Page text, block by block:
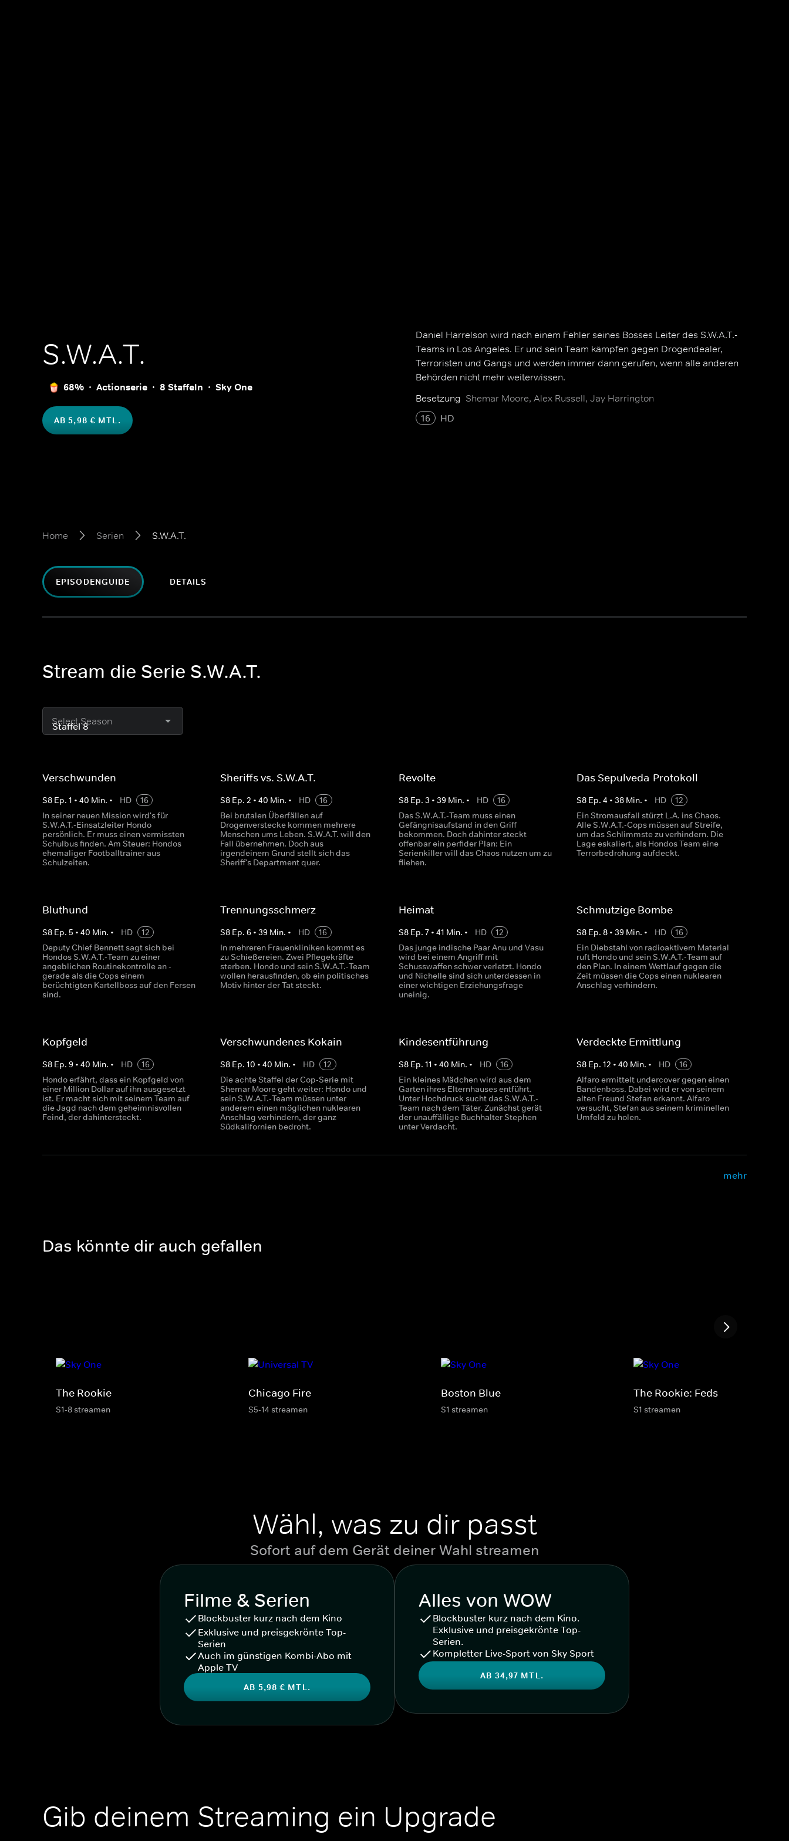
S.W.A.T.
68% Actionserie 8 Staffeln Sky One
AB 5,98 € MTL.
Daniel Harrelson wird nach einem Fehler seines Bosses Leiter des S.W.A.T.-
Teams in Los Angeles. Er und sein Team kämpfen gegen Drogendealer,
Terroristen und Gangs und werden immer dann gerufen, wenn alle anderen
Behörden nicht mehr weiterwissen.
Besetzung Shemar Moore, Alex Russell, Jay Harrington
16
HD
Home Serien S.W.A.T.
EPISODENGUIDE DETAILS
Stream die Serie S.W.A.T.
Select Season
Verschwunden
S8 Ep. 1 • 40 Min. • HD
16
In seiner neuen Mission wird's für
S.W.A.T.-Einsatzleiter Hondo
persönlich. Er muss einen vermissten
Schulbus finden. Am Steuer: Hondos
ehemaliger Footballtrainer aus
Schulzeiten.
Sheriffs vs. S.W.A.T.
S8 Ep.2 •40 Min. • HD
16
Bei brutalen Überfällen auf
Drogenverstecke kommen mehrere
Menschen ums Leben. S.W.A.T. will den
Fall übernehmen. Doch aus
irgendeinem Grund stellt sich das
Sheriff's Department quer.
Revolte
S8 Ep. 3 • 39Min. • HD
16
Das S.W.A.T.-Team muss einen
Gefängnisaufstand in den Griff
bekommen. Doch dahinter steckt
offenbar ein perfider Plan: Ein
Serienkiller will das Chaos nutzen um zu
fliehen.
Das Sepulveda-Protokoll
S8 Ep. 4 • 38Min. • HD
12
Ein Stromausfall stürzt L.A. ins Chaos.
Alle S.W.A.T.-Cops müssen auf Streife,
um das Schlimmste zu verhindern. Die
Lage eskaliert, als Hondos Team eine
Terrorbedrohung aufdeckt.
Bluthund
S8 Ep. 5 • 40 Min. • HD
12
Deputy Chief Bennett sagt sich bei
Hondos S.W.A.T.-Team zu einer
angeblichen Routinekontrolle an -
gerade als die Cops einem
berüchtigten Kartellboss auf den Fersen
sind.
Trennungsschmerz
S8 Ep.6 •39 Min. • HD
16
In mehreren Frauenkliniken kommt es
zu Schießereien. Zwei Pflegekräfte
sterben. Hondo und sein S.W.A.T.-Team
wollen herausfinden, ob ein politisches
Motiv hinter der Tat steckt.
Heimat
S8 Ep. 7• 41 Min. • HD
12
Das junge indische Paar Anu und Vasu
wird bei einem Angriff mit
Schusswaffen schwer verletzt. Hondo
und Nichelle sind sich unterdessen in
einer wichtigen Erziehungsfrage
uneinig.
Schmutzige Bombe
S8 Ep. 8• 39Min. • HD
16
Ein Diebstahl von radioaktivem Material
ruft Hondo und sein S.W.A.T.-Team auf
den Plan. In einem Wettlauf gegen die
Zeit müssen die Cops einen nuklearen
Anschlag verhindern.
Kopfgeld
S8 Ep. 9 • 40 Min. • HD
16
Hondo erfährt, dass ein Kopfgeld von
einer Million Dollar auf ihn ausgesetzt
ist. Er macht sich mit seinem Team auf
die Jagd nach dem geheimnisvollen
Feind, der dahintersteckt.
Verschwundenes Kokain
S8 Ep.10 •40 Min. • HD
12
Die achte Staffel der Cop-Serie mit
Shemar Moore geht weiter: Hondo und
sein S.W.A.T.-Team müssen unter
anderem einen möglichen nuklearen
Anschlag verhindern, der ganz
Südkalifornien bedroht.
Kindesentführung
S8 Ep. 11 • 40 Min. • HD
16
Ein kleines Mädchen wird aus dem
Garten ihres Elternhauses entführt.
Unter Hochdruck sucht das S.W.A.T.-
Team nach dem Täter. Zunächst gerät
der unauffällige Buchhalter Stephen
unter Verdacht.
Verdeckte Ermittlung
S8 Ep. 12 • 40 Min. • HD
16
Alfaro ermittelt undercover gegen einen
Bandenboss. Dabei wird er von seinem
alten Freund Stefan erkannt. Alfaro
versucht, Stefan aus seinem kriminellen
Umfeld zu holen.
mehr
Das könnte dir auch gefallen
The Rookie
S1-8 streamen
Chicago Fire
S5-14 streamen
Boston Blue
S1 streamen
The Rookie: Feds
S1 streamen
Wähl, was zu dir passt
Sofort auf dem Gerät deiner Wahl streamen
Filme & Serien
Blockbuster kurz nach dem Kino
Exklusive und preisgekrönte Top-
Serien
Auch im günstigen Kombi-Abo mit
Apple TV
AB 5,98 € MTL.
Alles von WOW
Blockbuster kurz nach dem Kino.
Exklusive und preisgekrönte Top-
Serien.
Kompletter Live-Sport von Sky Sport
AB 34,97 MTL.
Gib deinem Streaming ein Upgrade